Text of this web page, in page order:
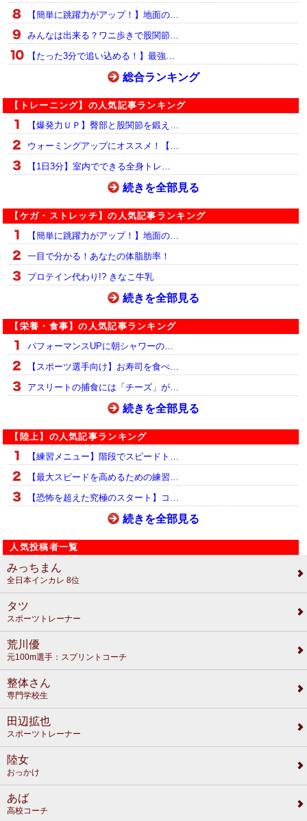
【簡単に跳躍力がアップ！】地面の…
みんなは出来る？ワニ歩きで股関節…
【たった3分で追い込める！】最強…
総合ランキング
【トレーニング】の人気記事ランキング
【爆発力ＵＰ】臀部と股関節を鍛え…
ウォーミングアップにオススメ！【…
【1日3分】室内でできる全身トレ…
続きを全部見る
【ケガ・ストレッチ】の人気記事ランキング
【簡単に跳躍力がアップ！】地面の…
一目で分かる！あなたの体脂肪率！
プロテイン代わり!? きなこ牛乳
続きを全部見る
【栄養・食事】の人気記事ランキング
パフォーマンスUPに朝シャワーの…
【スポーツ選手向け】お寿司を食べ…
アスリートの捕食には「チーズ」が…
続きを全部見る
【陸上】の人気記事ランキング
【練習メニュー】階段でスピードト…
【最大スピードを高めるための練習…
【恐怖を超えた究極のスタート】コ…
続きを全部見る
人気投稿者一覧
みっちまん
全日本インカレ 8位
タツ
スポーツトレーナー
荒川優
元100m選手：スプリントコーチ
整体さん
専門学校生
田辺拡也
スポーツトレーナー
陸女
おっかけ
あば
高校コーチ